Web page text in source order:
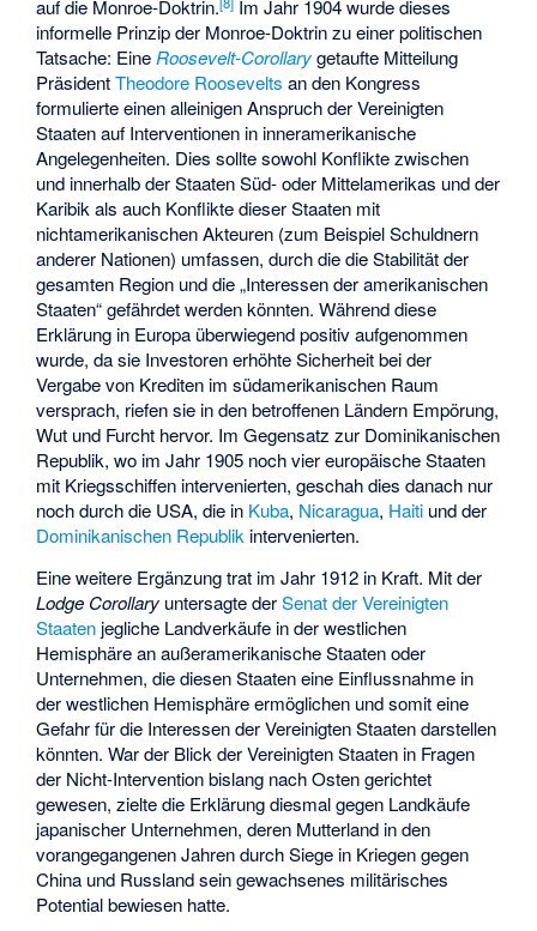
auf die Monroe-Doktrin.
Im Jahr 1904 wurde dieses
informelle Prinzip der Monroe-Doktrin zu einer politischen
Tatsache: EineRoosevelt-Corollarygetaufte Mitteilung
PräsidentTheodore Roosevelts an den Kongress
formulierte einen alleinigen Anspruch der Vereinigten
Staaten auf Interventionen in inneramerikanische
Angelegenheiten. Dies sollte sowohl Konflikte zwischen
und innerhalb der Staaten Süd- oder Mittelamerikas und der
Karibik als auch Konflikte dieser Staaten mit
nichtamerikanischen Akteuren (zum Beispiel Schuldnern
anderer Nationen) umfassen, durch die die Stabilität der
gesamten Region und die „Interessen der amerikanischen
Staaten“ gefährdet werden könnten. Während diese
Erklärung in Europa überwiegend positiv aufgenommen
wurde, da sie Investoren erhöhte Sicherheit bei der
Vergabe von Krediten im südamerikanischen Raum
versprach, riefen sie in den betroffenen Ländern Empörung,
Wut und Furcht hervor. Im Gegensatz zur Dominikanischen
Republik, wo im Jahr 1905 noch vier europäische Staaten
mit Kriegsschiffen intervenierten, geschah dies danach nur
noch durch die USA, die in Kuba, Nicaragua, Haiti und der
Dominikanischen Republik intervenierten.
Eine weitere Ergänzung trat im Jahr 1912 in Kraft. Mit der
Lodge Corollary untersagte derSenat der Vereinigten
Staaten jegliche Landverkäufe in der westlichen
Hemisphäre an außeramerikanische Staaten oder
Unternehmen, die diesen Staaten eine Einflussnahme in
der westlichen Hemisphäre ermöglichen und somit eine
Gefahr für die Interessen der Vereinigten Staaten darstellen
könnten. War der Blick der Vereinigten Staaten in Fragen
der Nicht-Intervention bislang nach Osten gerichtet
gewesen, zielte die Erklärung diesmal gegen Landkäufe
japanischer Unternehmen, deren Mutterland in den
vorangegangenen Jahren durch Siege in Kriegen gegen
China und Russland sein gewachsenes militärisches
Potential bewiesen hatte.